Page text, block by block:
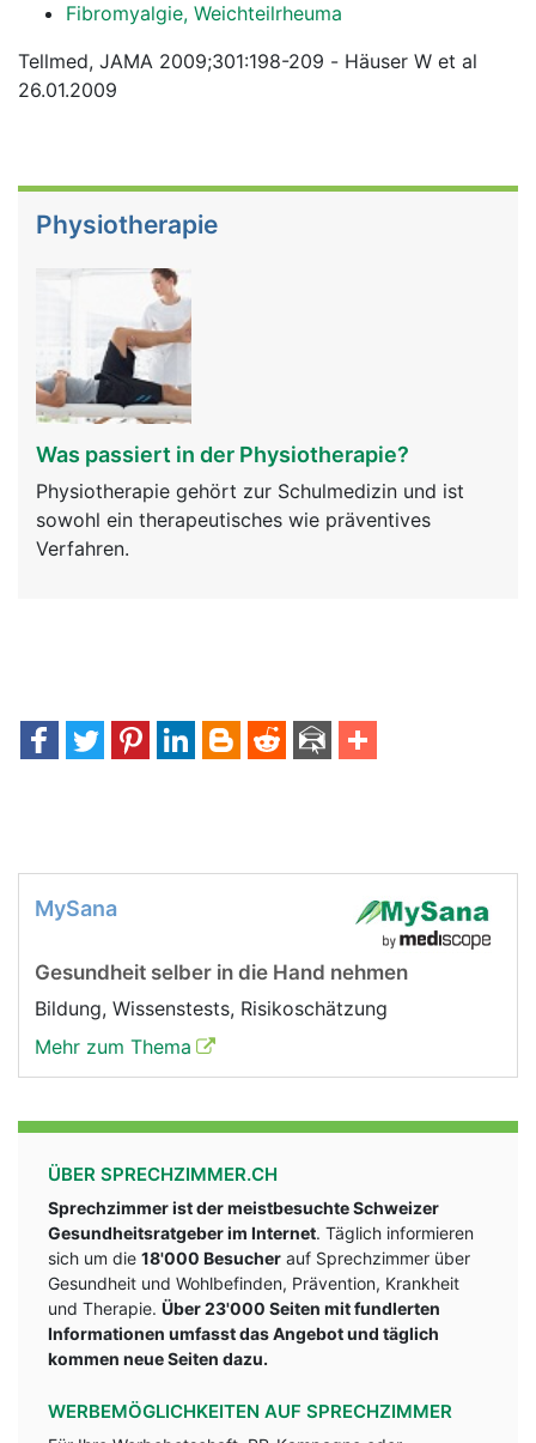
Fibromyalgie, Weichteilrheuma
Tellmed, JAMA 2009;301:198-209 - Häuser W et al
26.01.2009
Physiotherapie
Was passiert in der Physiotherapie?
Physiotherapie gehört zur Schulmedizin und ist
sowohl ein therapeutisches wie präventives
Verfahren.
MySana
Gesundheit selber in die Hand nehmen
Bildung, Wissenstests, Risikoschätzung
Mehr zum Thema
ÜBER SPRECHZIMMER.CH
Sprechzimmer ist der meistbesuchte Schweizer
Gesundheitsratgeber im Internet. Täglich informieren
sich um die 18'000 Besucher auf Sprechzimmer über
Gesundheit und Wohlbefinden, Prävention, Krankheit
und Therapie. Über 23'000 Seiten mit fundlerten
Informationen umfasst das Angebot und täglich
kommen neue Seiten dazu.
WERBEMÖGLICHKEITEN AUF SPRECHZIMMER